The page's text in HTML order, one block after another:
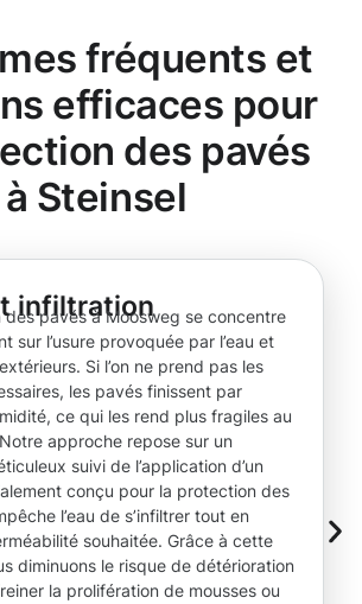
fréquents et
efficaces pour
des pavés
à Steinsel
infiltration
des pavés à Moosweg se concentre
sur l’usure provoquée par l’eau et
Si l’on ne prend pas les
les pavés finissent par
ce qui les rend plus fragiles au
approche repose sur un
suivi de l’application d’un
conçu pour la protection des
l’eau de s’infiltrer tout en
souhaitée. Grâce à cette
diminuons le risque de détérioration
la prolifération de mousses ou